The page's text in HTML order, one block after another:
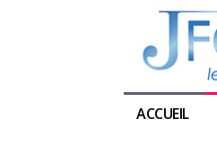
ACCUEIL